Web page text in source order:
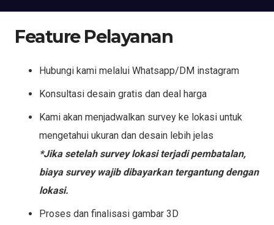
Feature Pelayanan
Hubungi kami melalui Whatsapp/DM instagram
Konsultasi desain gratis dan deal harga
Kami akan menjadwalkan survey ke lokasi untuk
mengetahui ukuran dan desain lebih jelas
*Jika setelah survey lokasi terjadi pembatalan,
biaya survey wajib dibayarkan tergantung dengan
lokasi.
Proses dan finalisasi gambar 3D